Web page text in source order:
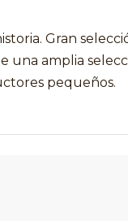
Gran
una amplia
pequeños.